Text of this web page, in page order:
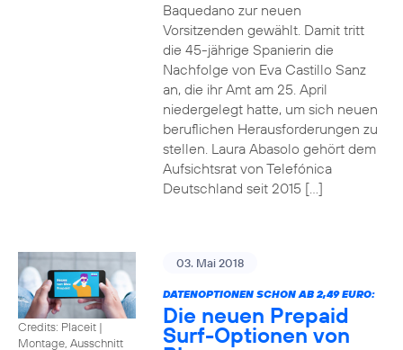
Baquedano zur neuen
Vorsitzenden gewählt. Damit tritt
die 45-jährige Spanierin die
Nachfolge von Eva Castillo Sanz
an, die ihr Amt am 25. April
niedergelegt hatte, um sich neuen
beruflichen Herausforderungen zu
stellen. Laura Abasolo gehört dem
Aufsichtsrat von Telefónica
Deutschland seit 2015 […]
Credits: Placeit |
Montage, Ausschnitt
03. Mai 2018
DATENOPTIONEN SCHON AB 2,49 EURO:
Die neuen Prepaid
Surf-Optionen von